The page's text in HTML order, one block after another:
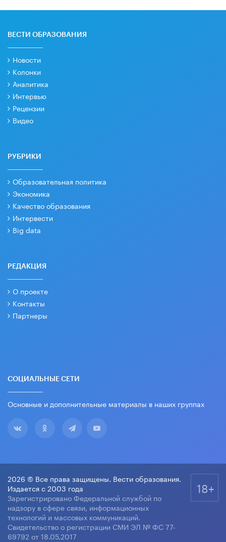
ВЕСТИ ОБРАЗОВАНИЯ
Новости
Колонки
Аналитика
Интервью
Рецензии
Видео
РУБРИКИ
Образовательная политика
Экономика
Качество образования
Интервести
Big data
РЕДАКЦИЯ
О проекте
Контакты
Партнеры
СОЦИАЛЬНЫЕ СЕТИ
Основные и дополнительные материалы в наших группах
2026 © Все права защищены. Вести образования.
Издается с 2003 года
Зарегистрировано Федеральной службой по
надзору в сфере связи, информационных
технологий и массовых коммуникаций.
Свидетельство о регистрации СМИ ЭЛ № ФС 77-
69792 от 18.05.2017
18+